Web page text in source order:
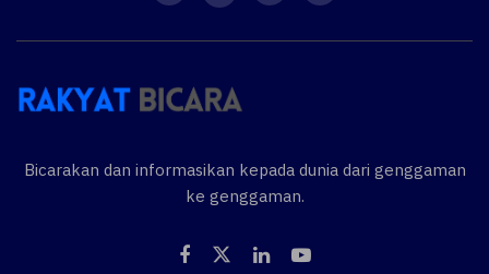
Bicarakan dan informasikan kepada dunia dari genggaman
ke genggaman.